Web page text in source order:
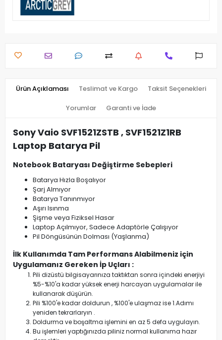
Ürün Açıklaması Teslimat ve Kargo Taksit Seçenekleri
Yorumlar Garanti ve İade
Sony Vaio SVF1521ZSTB , SVF1521Z1RB
Laptop Batarya Pil
Notebook Bataryası Değiştirme Sebepleri
Batarya Hızla Boşalıyor
Şarj Almıyor
Batarya Tanınmıyor
Aşırı Isınma
Şişme veya Fiziksel Hasar
Laptop Açılmıyor, Sadece Adaptörle Çalışıyor
Pil Döngüsünün Dolması (Yaşlanma)
İlk Kullanımda Tam Performans Alabilmeniz için
Uygulamanız Gereken İp Uçları :
Pili dizüstü bilgisayarınıza taktıktan sonra içindeki enerjiyi
%5-%10'a kadar yüksek enerji harcayan uygulamalar ile
kullanarak düşürün.
Pili %100'e kadar doldurun , %100'e ulaşmaz ise 1.Adımı
yeniden tekrarlaryın .
Doldurma ve boşaltma işlemini en az 5 defa uygulayın.
Bu işlemleri yaptığınızda piliniz normal kullanıma hazır